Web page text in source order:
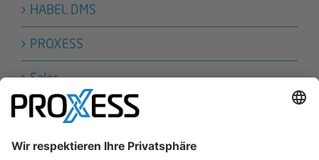
HABEL DMS
PROXESS
Sales
Technik